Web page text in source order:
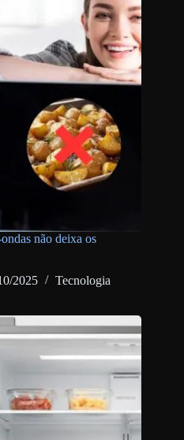
não deixa os
2025 Tecnologia